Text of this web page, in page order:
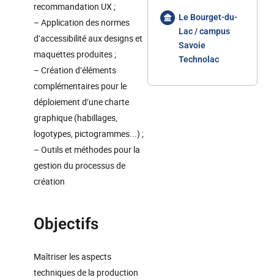
recommandation UX ;
– Application des normes
d’accessibilité aux designs et
maquettes produites ;
– Création d’éléments
complémentaires pour le
déploiement d’une charte
graphique (habillages,
logotypes, pictogrammes...) ;
– Outils et méthodes pour la
gestion du processus de
création
Objectifs
Maîtriser les aspects
techniques de la production
Le Bourget-du-
Lac / campus
Savoie
Technolac